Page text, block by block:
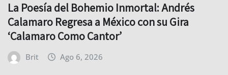
La Poesía del Bohemio Inmortal: Andrés
Calamaro Regresa a México con su Gira
‘Calamaro Como Cantor’
Brit Ago 6, 2026